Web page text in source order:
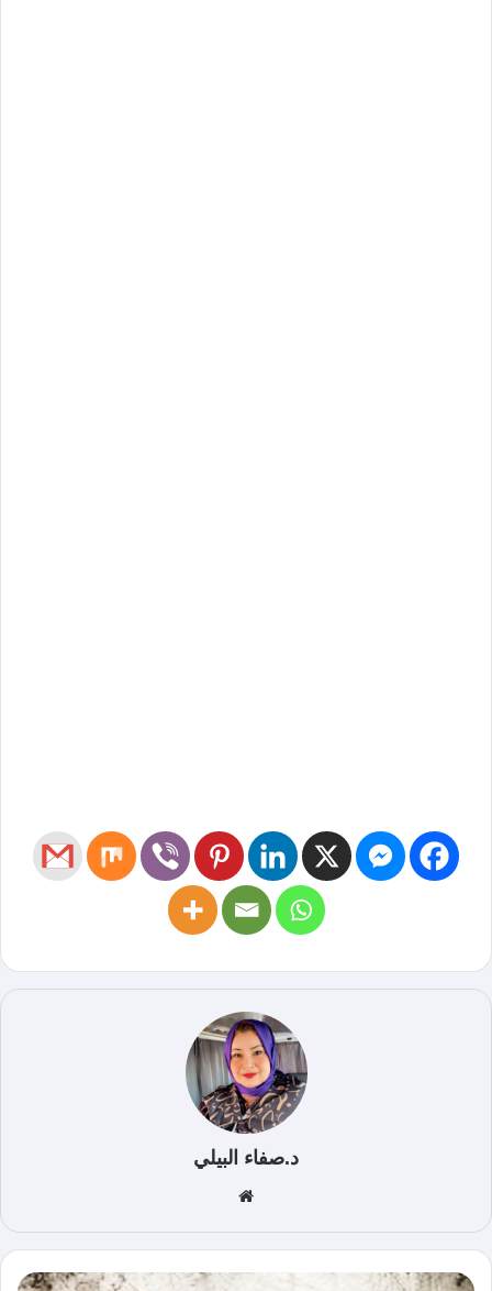
د.صفاء البيلي
الوي
ب